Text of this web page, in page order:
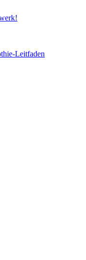
Leitfaden